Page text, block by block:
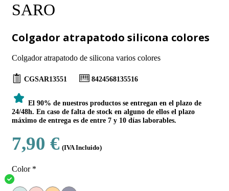
SARO
Colgador atrapatodo silicona colores
Colgador atrapatodo de silicona varios colores
CGSAR13551 8424568135516
El 90% de nuestros productos se entregan en el plazo de
24/48h. En caso de falta de stock en alguno de ellos el plazo
máximo de entrega es de entre 7 y 10 días laborables.
7,90 € (IVA Incluido)
Color *